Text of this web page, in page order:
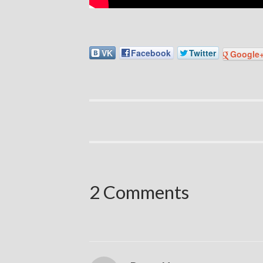
VK Facebook Twitter
2 Comments